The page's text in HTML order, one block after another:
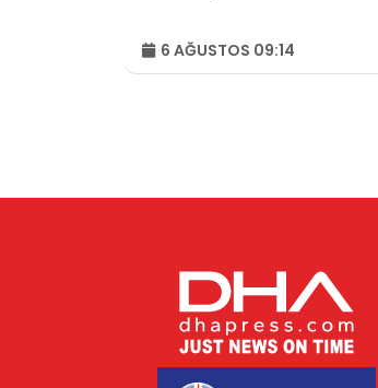
6 AĞUSTOS 09:14